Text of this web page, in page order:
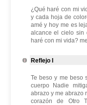
¿Qué haré con mi
y cada hoja de
amé y hoy me es
alcance el cielo sin
haré con mi vida?
Reflejo I
Te beso y me beso
cuerpo Nadie
abrazo y me abrazo
corazón de Otro